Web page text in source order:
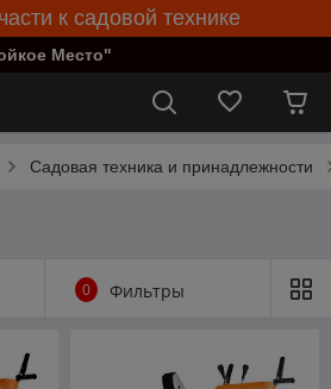
к садовой технике
Место"
Садовая техника и принадлежности
0 Фильтры